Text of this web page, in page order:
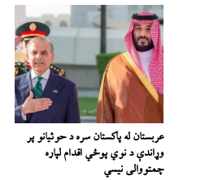
عربستان له پاکستان سره د حوثیانو پر
وړاندې د نوي پوځي اقدام لپاره
چمتووالی نیسي